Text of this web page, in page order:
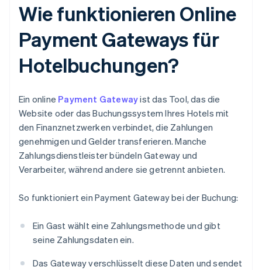
Wie funktionieren Online
Payment Gateways für
Hotelbuchungen?
Ein online Payment Gatewayist das Tool, das die
Website oder das Buchungssystem Ihres Hotels mit
den Finanznetzwerken verbindet, die Zahlungen
genehmigen und Gelder transferieren. Manche
Zahlungsdienstleister bündeln Gateway und
Verarbeiter, während andere sie getrennt anbieten.
So funktioniert ein Payment Gateway bei der Buchung:
Ein Gast wählt eine Zahlungsmethode und gibt
seine Zahlungsdaten ein.
Das Gateway verschlüsselt diese Daten und sendet